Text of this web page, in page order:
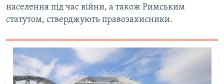
населення під час війни, а також Римським
статутом, стверджують правозахисники.